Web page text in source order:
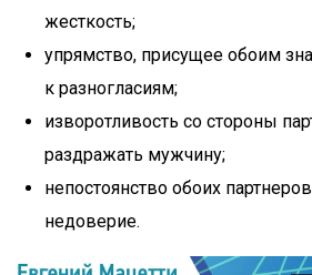
жесткость;
упрямство, присущее обоим
к разногласиям;
изворотливость со стороны
раздражать мужчину;
непостоянство обоих
недоверие.